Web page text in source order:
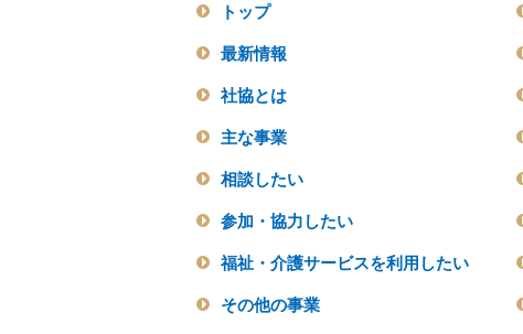
トップ
最新情報
社協とは
主な事業
相談したい
参加・協力したい
福祉・介護サービスを利用したい
その他の事業